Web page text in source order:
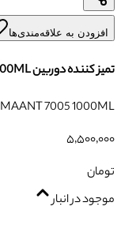
افزودن به علاقه‌مندی‌ها
تمیز کننده دوربین MAANT 7005 1000ML
تمیز کننده دوربین MAANT 7005 1000ML
۵٬۵۰۰٬۰۰۰
تومان
موجود در انبار